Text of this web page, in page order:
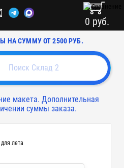
НА СУММУ ОТ 2500 РУБ.
0 руб.
макета. Дополнительная
суммы заказа.
лета